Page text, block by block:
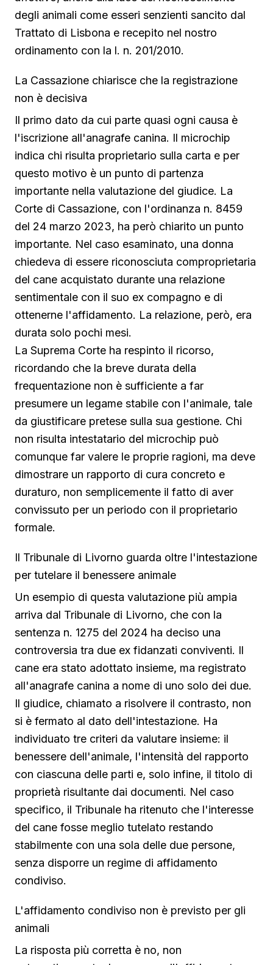
degli animali come esseri senzienti sancito dal
Trattato di Lisbona e recepito nel nostro
ordinamento con la l. n. 201/2010.
La Cassazione chiarisce che la registrazione
non è decisiva
Il primo dato da cui parte quasi ogni causa è
l'iscrizione all'anagrafe canina. Il microchip
indica chi risulta proprietario sulla carta e per
questo motivo è un punto di partenza
importante nella valutazione del giudice. La
Corte di Cassazione, con l'ordinanza n. 8459
del 24 marzo 2023, ha però chiarito un punto
importante. Nel caso esaminato, una donna
chiedeva di essere riconosciuta comproprietaria
del cane acquistato durante una relazione
sentimentale con il suo ex compagno e di
ottenerne l'affidamento. La relazione, però, era
durata solo pochi mesi.
La Suprema Corte ha respinto il ricorso,
ricordando che la breve durata della
frequentazione non è sufficiente a far
presumere un legame stabile con l'animale, tale
da giustificare pretese sulla sua gestione. Chi
non risulta intestatario del microchip può
comunque far valere le proprie ragioni, ma deve
dimostrare un rapporto di cura concreto e
duraturo, non semplicemente il fatto di aver
convissuto per un periodo con il proprietario
formale.
Il Tribunale di Livorno guarda oltre l'intestazione
per tutelare il benessere animale
Un esempio di questa valutazione più ampia
arriva dal Tribunale di Livorno, che con la
sentenza n. 1275 del 2024 ha deciso una
controversia tra due ex fidanzati conviventi. Il
cane era stato adottato insieme, ma registrato
all'anagrafe canina a nome di uno solo dei due.
Il giudice, chiamato a risolvere il contrasto, non
si è fermato al dato dell'intestazione. Ha
individuato tre criteri da valutare insieme: il
benessere dell'animale, l'intensità del rapporto
con ciascuna delle parti e, solo infine, il titolo di
proprietà risultante dai documenti. Nel caso
specifico, il Tribunale ha ritenuto che l'interesse
del cane fosse meglio tutelato restando
stabilmente con una sola delle due persone,
senza disporre un regime di affidamento
condiviso.
L'affidamento condiviso non è previsto per gli
animali
La risposta più corretta è no, non